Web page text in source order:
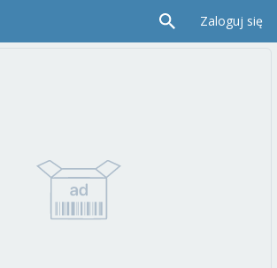
Zaloguj się